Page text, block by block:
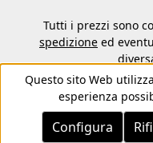
Tutti i prezzi sono
spedizione ed
© 2026 Copyright ©
Questo sito Web
esperienza
Configura